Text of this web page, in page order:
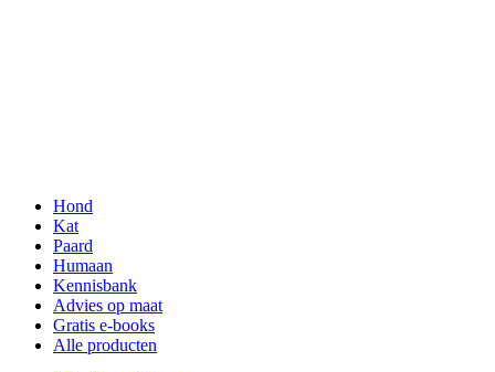
Hond
Kat
Paard
Humaan
Kennisbank
Advies op maat
Gratis e-books
Alle producten